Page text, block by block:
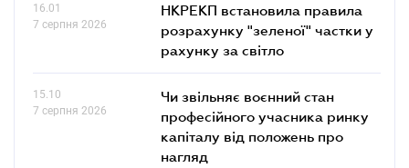
16.01
7 серпня 2026
НКРЕКП встановила правила
розрахунку "зеленої" частки у
рахунку за світло
15.10
7 серпня 2026
Чи звільняє воєнний стан
професійного учасника ринку
капіталу від положень про
нагляд